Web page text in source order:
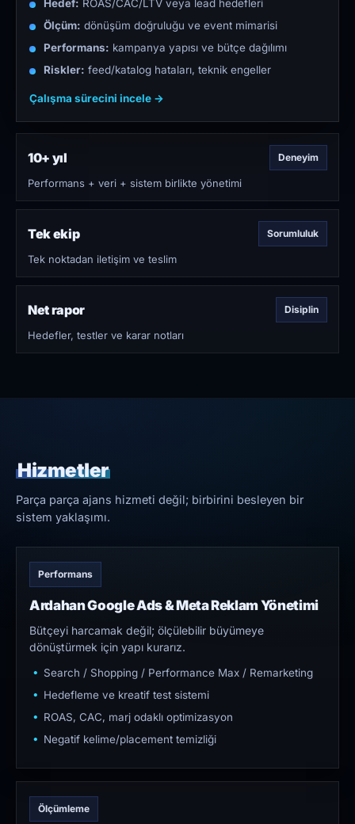
Hedef: ROAS/CAC/LTV veya lead hedefleri
Ölçüm: dönüşüm doğruluğu ve event mimarisi
Performans: kampanya yapısı ve bütçe dağılımı
Riskler: feed/katalog hataları, teknik engeller
Çalışma sürecini incele →
10+ yıl Deneyim
Performans + veri + sistem birlikte yönetimi
Tek ekip Sorumluluk
Tek noktadan iletişim ve teslim
Net rapor Disiplin
Hedefler, testler ve karar notları
Hizmetler
Parça parça ajans hizmeti değil; birbirini besleyen bir
sistem yaklaşımı.
Performans
Ardahan Google Ads & Meta Reklam Yönetimi
Bütçeyi harcamak değil; ölçülebilir büyümeye
dönüştürmek için yapı kurarız.
Search / Shopping / Performance Max / Remarketing
Hedefleme ve kreatif test sistemi
ROAS, CAC, marj odaklı optimizasyon
Negatif kelime/placement temizliği
Ölçümleme